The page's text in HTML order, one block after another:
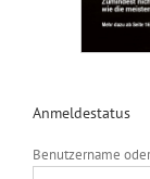
Anmeldestatus
Benutzername